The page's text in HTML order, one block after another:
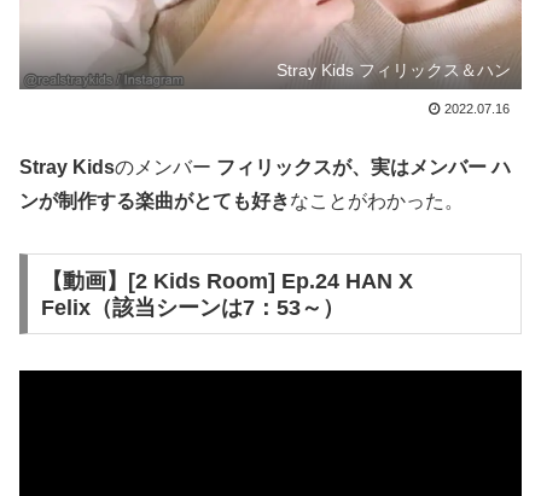
Stray Kids フィリックス＆ハン
2022.07.16
Stray Kidsのメンバー フィリックスが、実はメンバー ハ
ンが制作する楽曲がとても好きなことがわかった。
【動画】[2 Kids Room] Ep.24 HAN X
Felix（該当シーンは7：53～）